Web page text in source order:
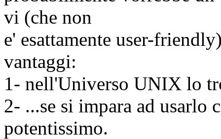
vi (che non
e' esattamente user-
vantaggi:
1- nell'Universo UNIX lo
2- ...se si impara ad usarlo
potentissimo.